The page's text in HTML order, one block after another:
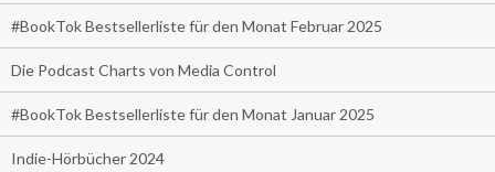
#BookTok Bestsellerliste für den Monat Februar 2025
Die Podcast Charts von Media Control
#BookTok Bestsellerliste für den Monat Januar 2025
Indie-Hörbücher 2024